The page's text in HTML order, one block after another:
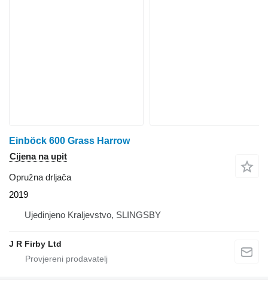
Einböck 600 Grass Harrow
Cijena na upit
Opružna drljača
2019
Ujedinjeno Kraljevstvo, SLINGSBY
J R Firby Ltd